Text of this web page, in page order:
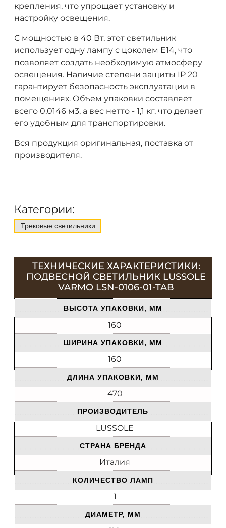
крепления, что упрощает установку и
настройку освещения.
С мощностью в 40 Вт, этот светильник
использует одну лампу с цоколем E14, что
позволяет создать необходимую атмосферу
освещения. Наличие степени защиты IP 20
гарантирует безопасность эксплуатации в
помещениях. Объем упаковки составляет
всего 0,0146 м3, а вес нетто - 1,1 кг, что делает
его удобным для транспортировки.
Вся продукция оригинальная, поставка от
производителя.
Категории:
Трековые светильники
ТЕХНИЧЕСКИЕ ХАРАКТЕРИСТИКИ:
ПОДВЕСНОЙ СВЕТИЛЬНИК LUSSOLE
VARMO LSN-0106-01-TAB
ВЫСОТА УПАКОВКИ, ММ
160
ШИРИНА УПАКОВКИ, ММ
160
ДЛИНА УПАКОВКИ, ММ
470
ПРОИЗВОДИТЕЛЬ
LUSSOLE
СТРАНА БРЕНДА
Италия
КОЛИЧЕСТВО ЛАМП
1
ДИАМЕТР, ММ